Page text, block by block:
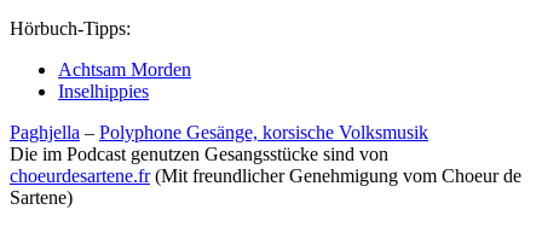
Hörbuch-Tipps:
Achtsam Morden
Inselhippies
Paghjella – Polyphone Gesänge, korsische Volksmusik
Die im Podcast genutzen Gesangsstücke sind von
choeurdesartene.fr(Mit freundlicher Genehmigung vom Choeur de
Sartene)